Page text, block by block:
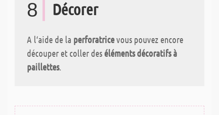
8 Décorer
A l‘aide de la perforatricevous pouvez encore
découper et coller des éléments décoratifs à
paillettes.